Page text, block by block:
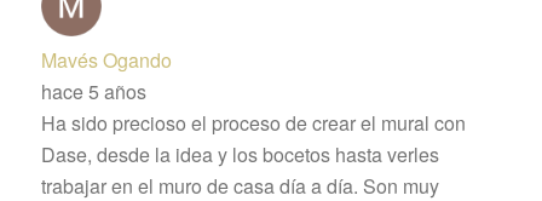
Mavés Ogando
hace 5 años
Ha sido precioso el proceso de crear el mural con
Dase, desde la idea y los bocetos hasta verles
trabajar en el muro de casa día a día. Son muy